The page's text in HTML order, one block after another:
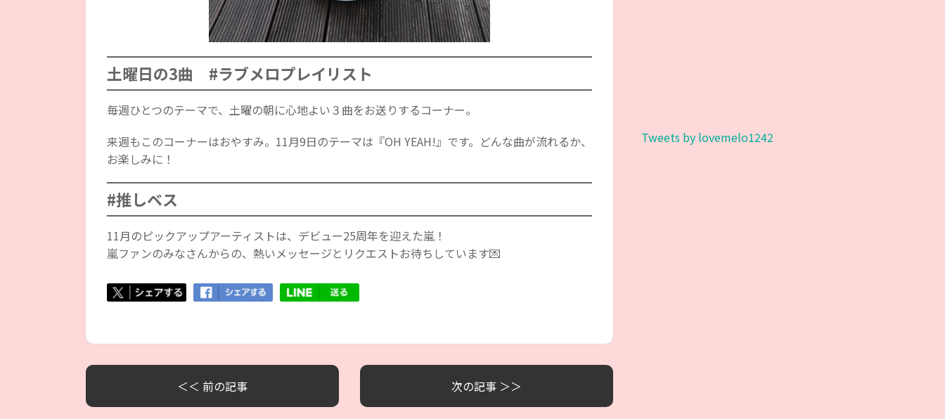
土曜日の3曲 #ラブメロプレイリスト
毎週ひとつのテーマで、土曜の朝に心地よい３曲をお送りするコーナー。
来週もこのコーナーはおやすみ。11月9日のテーマは『OH YEAH!』です。どんな曲が流れるか、
お楽しみに！
#推しベス
11月のピックアップアーティストは、デビュー25周年を迎えた嵐！
嵐ファンのみなさんからの、熱いメッセージとリクエストお待ちしています💌
＜＜ 前の記事 次の記事 ＞＞
Tweets by lovemelo1242